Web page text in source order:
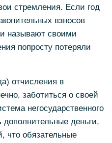
стремления. Если год
взносов
называют своими
попросту потеряли
отчисления в
заботиться о своей
негосударственного
деньги,
что обязательные